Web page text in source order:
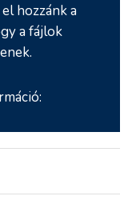
hozzánk a
a fájlok